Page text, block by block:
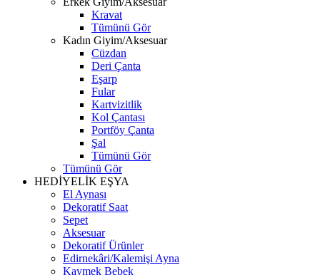
Kravat
Tümünü Gör
Kadın Giyim/Aksesuar
Cüzdan
Deri Çanta
Eşarp
Fular
Kartvizitlik
Kol Çantası
Portföy Çanta
Şal
Tümünü Gör
Tümünü Gör
HEDİYELİK EŞYA
El Aynası
Dekoratif Saat
Sepet
Aksesuar
Dekoratif Ürünler
Edirnekâri/Kalemişi Ayna
Kaymek Bebek